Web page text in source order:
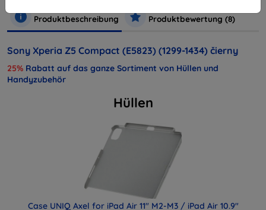
Produktbeschreibung Produktbewertung (8)
Sony Xperia Z5 Compact (E5823) (1299-1434) čierny
25% Rabatt auf das ganze Sortiment von Hüllen und
Handyzubehör
Hüllen
Case UNIQ Axel for iPad Air 11" M2-M3 / iPad Air 10.9"